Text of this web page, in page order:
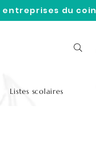
du coin
Listes scolaires